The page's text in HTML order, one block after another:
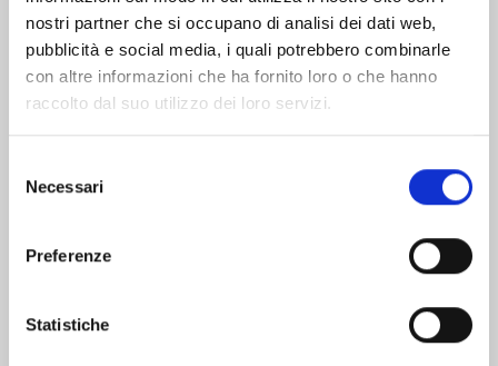
nostri partner che si occupano di analisi dei dati web,
pubblicità e social media, i quali potrebbero combinarle
con altre informazioni che ha fornito loro o che hanno
raccolto dal suo utilizzo dei loro servizi.
delNecessari
Preferenze
Statistiche
Ultime Notizie e Aggiornamenti
Resta aggiornato sulle novità più recenti dal
nostro gruppo. Scopri i nostri progetti, le
partnership e gli sviluppi che ci tengono